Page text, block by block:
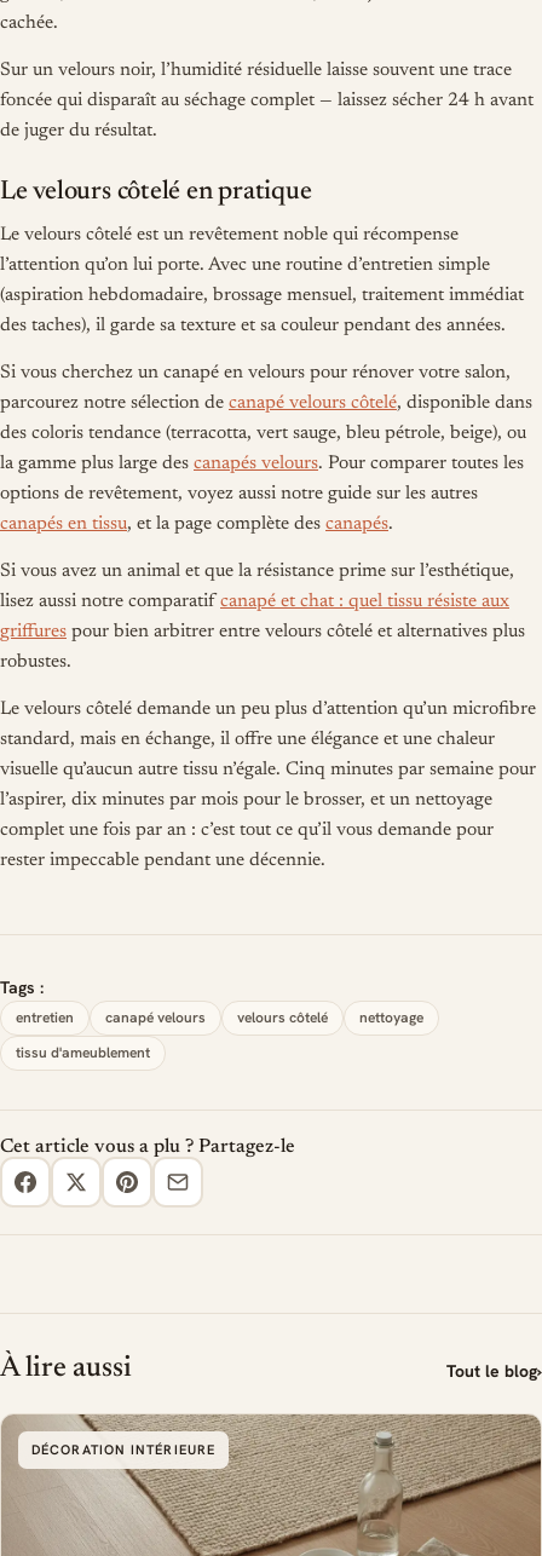
cachée.
Sur un velours noir, l’humidité résiduelle laisse souvent une trace
foncée qui disparaît au séchage complet — laissez sécher 24 h avant
de juger du résultat.
Le velours côtelé en pratique
Le velours côtelé est un revêtement noble qui récompense
l’attention qu’on lui porte. Avec une routine d’entretien simple
(aspiration hebdomadaire, brossage mensuel, traitement immédiat
des taches), il garde sa texture et sa couleur pendant des années.
Si vous cherchez un canapé en velours pour rénover votre salon,
parcourez notre sélection de canapé velours côtelé, disponible dans
des coloris tendance (terracotta, vert sauge, bleu pétrole, beige), ou
la gamme plus large des canapés velours. Pour comparer toutes les
options de revêtement, voyez aussi notre guide sur les autres
canapés en tissu, et la page complète des canapés.
Si vous avez un animal et que la résistance prime sur l’esthétique,
lisez aussi notre comparatif canapé et chat : quel tissu résiste aux
griffures pour bien arbitrer entre velours côtelé et alternatives plus
robustes.
Le velours côtelé demande un peu plus d’attention qu’un microfibre
standard, mais en échange, il offre une élégance et une chaleur
visuelle qu’aucun autre tissu n’égale. Cinq minutes par semaine pour
l’aspirer, dix minutes par mois pour le brosser, et un nettoyage
complet une fois par an : c’est tout ce qu’il vous demande pour
rester impeccable pendant une décennie.
Tags :
entretien canapé velours velours côtelé
nettoyage
tissu d'ameublement
Cet article vous a plu ? Partagez-le
À lire aussi Tout le blog›
DÉCORATION INTÉRIEURE